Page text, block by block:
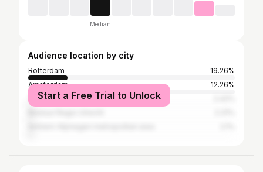
Median
Audience location by city
Rotterdam
19.26%
Amsterdam
12.26%
The Hague
Start a Free Trial to Unlock